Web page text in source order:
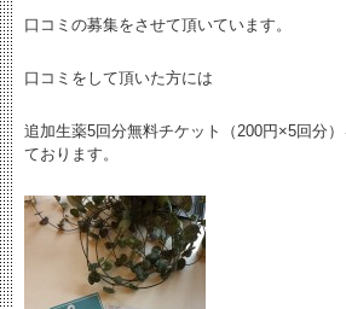
口コミの募集をさせて頂いています。
口コミをして頂いた方には
追加生薬5回分無料チケット（200円×5回分
ております。